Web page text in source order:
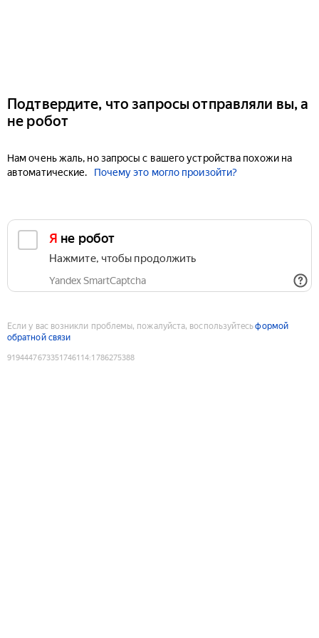
Подтвердите, что запросы отправляли вы, а
не робот
Нам очень жаль, но запросы с вашего устройства похожи на
автоматические.
Почему это могло произойти?
Я не робот
Нажмите, чтобы продолжить
Yandex SmartCaptcha
Если у вас возникли проблемы, пожалуйста, воспользуйтесьформой
обратной связи
9194447673351746114:1786275388